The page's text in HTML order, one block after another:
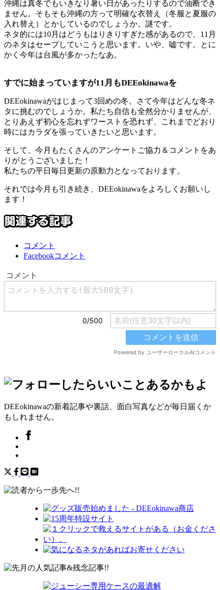
沖縄は真冬でもいきなり暑い日があったりするので油断でき
ません。そもそも沖縄の方って明確な衣替え（冬服と夏服の
入れ替え）とかしているのでしょうか。謎です。
ネタ的には10月はどうもはりきりすぎた感があるので、11月
のネタはセーブしていこうと思います。いや、嘘です。とに
かく今年は台風が多かったなあ。
すでに始まっていますが11月もDEEokinawaを
DEEokinawaがはじまって3回めの冬。さて今年はどんな冬ネ
タに挑むのでしょうか。私たち自信も全然分かりませんが、
とりあえず初心を忘れずワーストを恐れず、これまでどおり
時にはカラダを張っていきたいと思います。
そして、今月もたくさんのアンケートご協力＆コメントをあ
りがとうございました！
私たちの平日毎日更新の原動力となっております。
それでは今月も引き続き、DEEokinawaをよろしくお願いし
ます！
コメント
Facebookコメント
DEEokinawaの新着記事や裏話、面白写真などが毎日届くか
もしれません。